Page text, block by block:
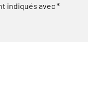
indiqués avec*